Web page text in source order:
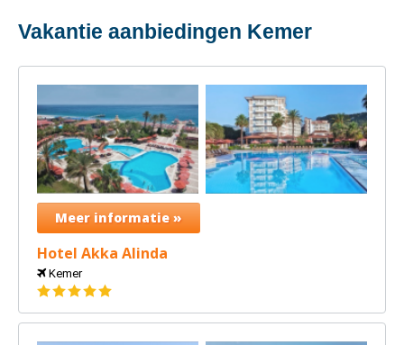
Vakantie aanbiedingen Kemer
Meer informatie »
Hotel Akka Alinda
Kemer
5